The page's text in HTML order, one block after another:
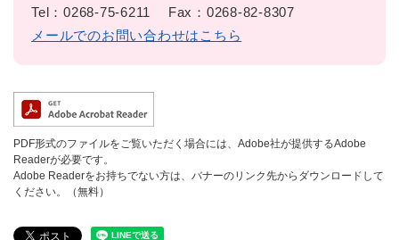
Tel：0268-75-6211
Fax：0268-82-8307
メールでのお問い合わせはこちら
PDF形式のファイルをご覧いただく場合には、Adobe社が提供するAdobe
Readerが必要です。
Adobe Readerをお持ちでない方は、バナーのリンク先からダウンロードして
ください。（無料）